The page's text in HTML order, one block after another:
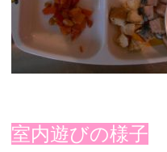
室内遊びの様子